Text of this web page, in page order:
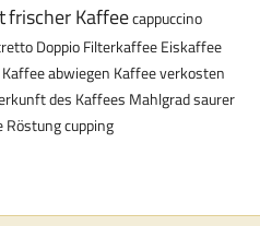
frischer Kaffeecappuccino
DoppioFilterkaffeeEiskaffee
Kaffee abwiegen Kaffee verkosten
des Kaffees Mahlgradsaurer
Röstungcupping